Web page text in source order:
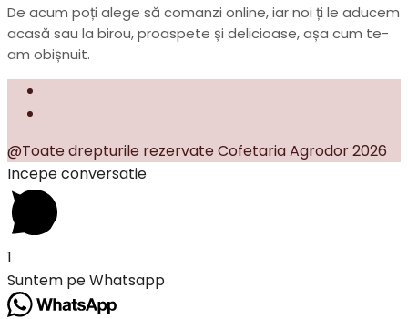
De acum poți alege să comanzi online, iar noi ți le aducem
acasă sau la birou, proaspete și delicioase, așa cum te-
am obișnuit.
@Toate drepturile rezervate Cofetaria Agrodor 2026
Incepe conversatie
1
Suntem pe Whatsapp